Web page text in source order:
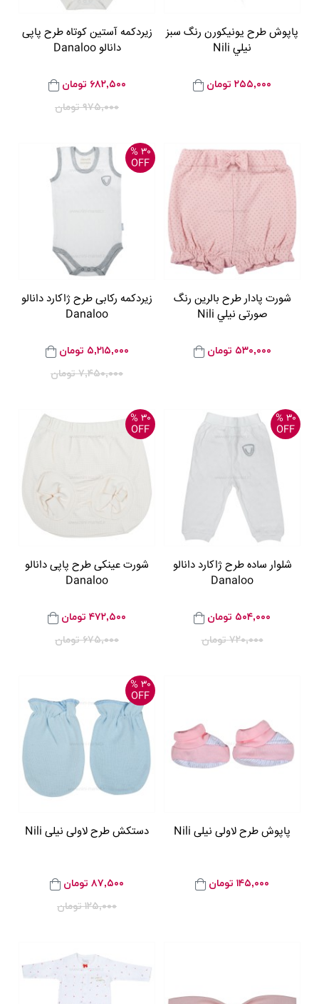
پاپوش طرح يونيکورن رنگ سبز
نيلي Nili
۲۵۵,۰۰۰ تومان
زیردکمه آستین کوتاه طرح پاپی
دانالو Danaloo
۶۸۲,۵۰۰ تومان
۹۷۵,۰۰۰ تومان
شورت پادار طرح بالرین رنگ
صورتی نيلي Nili
۵۳۰,۰۰۰ تومان
۳۰ %
OFF
زیردکمه رکابی طرح ژاکارد دانالو
Danaloo
۵,۲۱۵,۰۰۰ تومان
۷,۴۵۰,۰۰۰ تومان
۳۰ %
OFF
شلوار ساده طرح ژاکارد دانالو
Danaloo
۵۰۴,۰۰۰ تومان
۷۲۰,۰۰۰ تومان
۳۰ %
OFF
شورت عینکی طرح پاپی دانالو
Danaloo
۴۷۲,۵۰۰ تومان
۶۷۵,۰۰۰ تومان
پاپوش طرح لاولی نیلی Nili
۱۴۵,۰۰۰ تومان
۳۰ %
OFF
دستکش طرح لاولی نیلی Nili
۸۷,۵۰۰ تومان
۱۲۵,۰۰۰ تومان